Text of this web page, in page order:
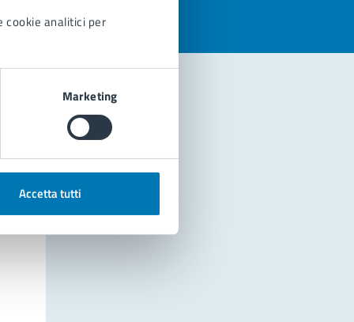
cookie analitici per
Marketing
Accetta tutti